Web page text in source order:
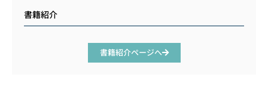
書籍紹介
書籍紹介ページへ